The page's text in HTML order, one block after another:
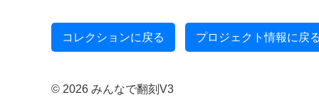
コレクションに戻る プロジェクト情報に戻
© 2026 みんなで翻刻V3